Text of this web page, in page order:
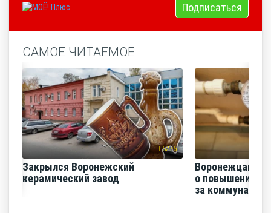
Подписаться
САМОЕ ЧИТАЕМОЕ
5275
Закрылся Воронежский
керамический завод
Воронежцам
о повышении
за